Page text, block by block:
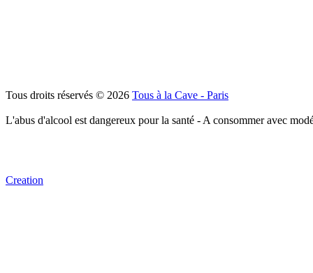
Tous droits réservés © 2026 Tous à la Cave - Paris
L'abus d'alcool est dangereux pour la santé - A consommer avec
Creation